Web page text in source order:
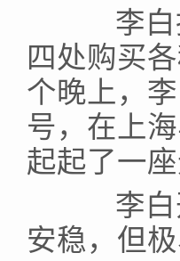
李白
四处购买
个晚上，
号，在上
起起了一
李白
安稳，但极